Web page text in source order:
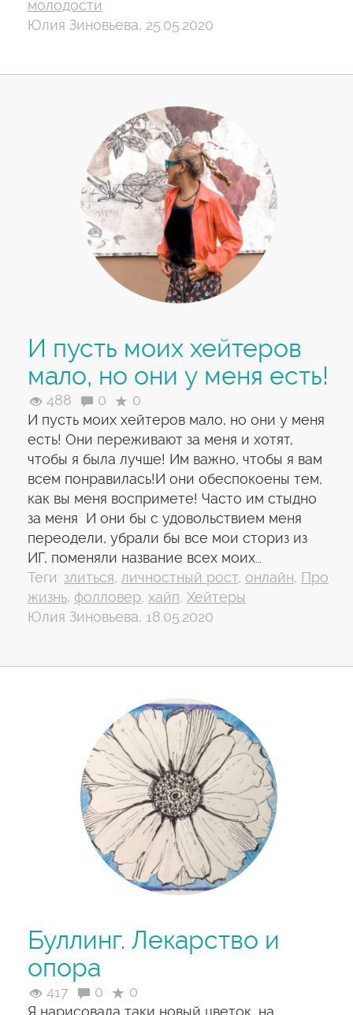
молодости
Юлия Зиновьева, 25.05.2020
И пусть моих хейтеров
мало, но они у меня есть!
488 0
0
И пусть моих хейтеров мало, но они у меня
есть! Они переживают за меня и хотят,
чтобы я была лучше! Им важно, чтобы я вам
всем понравилась!И они обеспокоены тем,
как вы меня воспримете! Часто им стыдно
за меня И они бы с удовольствием меня
переодели, убрали бы все мои сториз из
ИГ, поменяли название всех моих…
Теги: злиться, личностный рост, онлайн, Про
жизнь, фолловер, хайп, Хейтеры
Юлия Зиновьева, 18.05.2020
Буллинг. Лекарство и
опора
417 0
0
Я нарисовала таки новый цветок, на